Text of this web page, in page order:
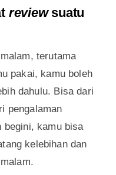
review suatu
terutama
pakai, kamu boleh
dahulu. Bisa dari
pengalaman
begini, kamu bisa
kelebihan dan